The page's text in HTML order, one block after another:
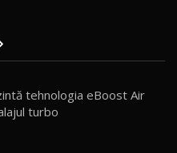
lumea să se întoarcă după el
tehnologia eBoost Air
turbo